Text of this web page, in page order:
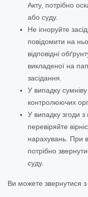
Акту, потрібно
або суду.
Не ігноруйте
повідомити на
відповідні
викладеної на
засідання.
У випадку
контролюючих
У випадку згоди
перевіряйте
нарахувань. При
потрібно
суду.
Ви можете звернутися